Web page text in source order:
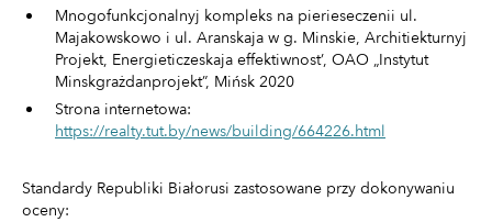
Mnogofunkcjonalnyj kompleks na pierieseczenii ul.
Majakowskowo i ul. Aranskaja w g. Minskie, Architiekturnyj
Projekt, Energieticzeskaja effektiwnost’, OAO „Instytut
Minskgrażdanprojekt”, Mińsk 2020
Strona internetowa:
https://realty.tut.by/news/building/664226.html
Standardy Republiki Białorusi zastosowane przy dokonywaniu
oceny: